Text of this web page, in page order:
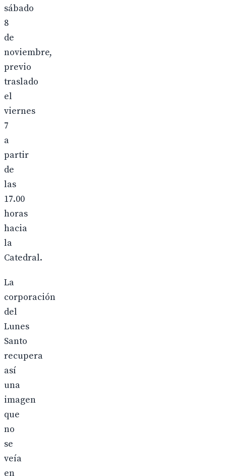
sábado
8
de
noviembre,
previo
traslado
el
viernes
7
a
partir
de
las
17.00
horas
hacia
la
Catedral.
La
corporación
del
Lunes
Santo
recupera
así
una
imagen
que
no
se
veía
en